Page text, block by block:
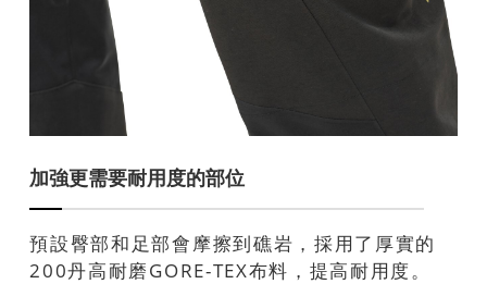
加強更需要耐用度的部位
預設臀部和足部會摩擦到礁岩，採用了厚實的
200丹高耐磨GORE-TEX布料，提高耐用度。